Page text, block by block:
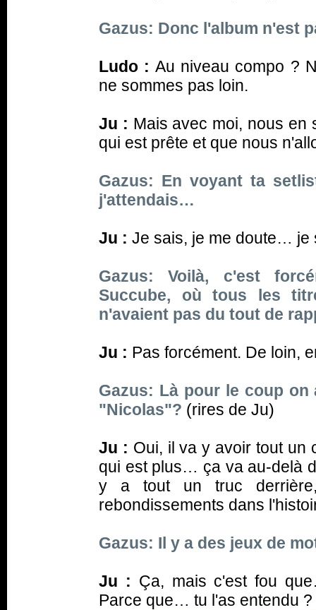
Gazus: Donc l'album n'est
Ludo : Au niveau compo ?
ne sommes pas loin.
Ju : Mais avec moi, nous en
qui est prête et que nous
Gazus: En voyant ta
j'attendais…
Ju : Je sais, je me doute… je
Gazus: Voilà, c'est
Succube, où tous les
n'avaient pas du tout de
Ju : Pas forcément. De loin,
Gazus: Là pour le coup
"Nicolas"? (rires de Ju)
Ju : Oui, il va y avoir tout un
qui est plus… ça va au-delà
y a tout un truc
rebondissements dans
Gazus: Il y a des jeux de
Ju : Ça, mais c'est fou
Parce que… tu l'as entendu